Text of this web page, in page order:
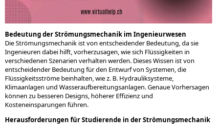
Bedeutung der Strömungsmechanik im Ingenieurwesen
Die Strömungsmechanik ist von entscheidender Bedeutung, da sie
Ingenieuren dabei hilft, vorherzusagen, wie sich Flüssigkeiten in
verschiedenen Szenarien verhalten werden. Dieses Wissen ist von
entscheidender Bedeutung für den Entwurf von Systemen, die
Flüssigkeitsströme beinhalten, wie z. B. Hydrauliksysteme,
Klimaanlagen und Wasseraufbereitungsanlagen. Genaue Vorhersagen
können zu besseren Designs, höherer Effizienz und
Kosteneinsparungen führen.
Herausforderungen für Studierende in der Strömungsmechanik